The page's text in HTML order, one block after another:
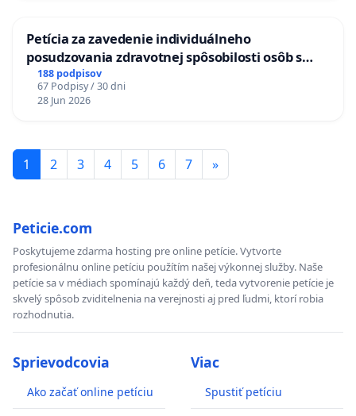
Petícia za zavedenie individuálneho
posudzovania zdravotnej spôsobilosti osôb s
diabetom 1. a 2. typu pri prijímaní do
Policajného zboru SR
188 podpisov
67 Podpisy / 30 dni
28 Jun 2026
1 2 3 4 5 6 7 »
Peticie.com
Poskytujeme zdarma hosting pre online petície. Vytvorte
profesionálnu online petíciu použítím našej výkonnej služby. Naše
petície sa v médiach spomínajú každý deň, teda vytvorenie petície je
skvelý spôsob zviditelnenia na verejnosti aj pred ľudmi, ktorí robia
rozhodnutia.
Sprievodcovia
Ako začať online petíciu
Viac
Spustiť petíciu